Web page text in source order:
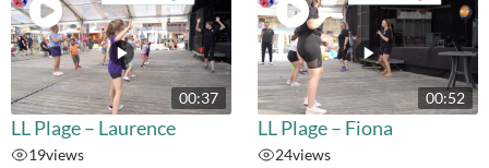
00:37
LL Plage – Laurence
19views
00:52
LL Plage – Fiona
24views